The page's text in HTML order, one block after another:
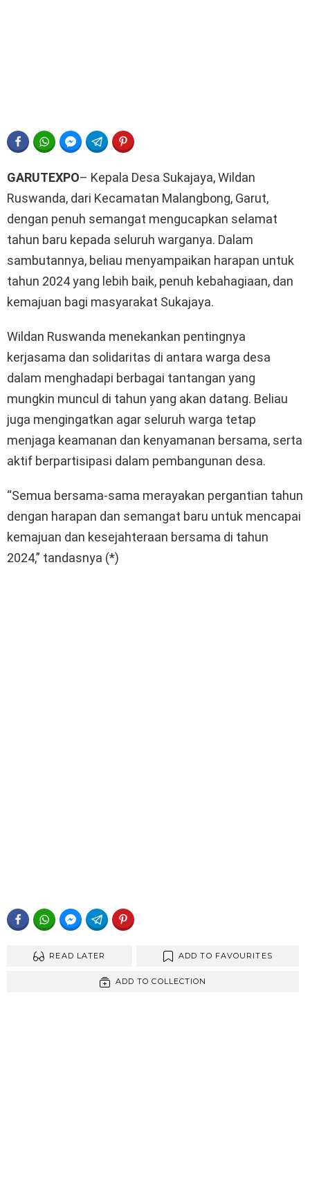
FACEBOOKWHATSAPPFACEBOOK MESSENGER
TELEGRAM
GARUTEXPO– Kepala Desa Sukajaya, Wildan
Ruswanda, dari Kecamatan Malangbong, Garut,
dengan penuh semangat mengucapkan selamat
tahun baru kepada seluruh warganya. Dalam
sambutannya, beliau menyampaikan harapan untuk
tahun 2024 yang lebih baik, penuh kebahagiaan, dan
kemajuan bagi masyarakat Sukajaya.
Wildan Ruswanda menekankan pentingnya
kerjasama dan solidaritas di antara warga desa
dalam menghadapi berbagai tantangan yang
mungkin muncul di tahun yang akan datang. Beliau
juga mengingatkan agar seluruh warga tetap
menjaga keamanan dan kenyamanan bersama, serta
aktif berpartisipasi dalam pembangunan desa.
“Semua bersama-sama merayakan pergantian tahun
dengan harapan dan semangat baru untuk mencapai
kemajuan dan kesejahteraan bersama di tahun
2024,” tandasnya (*)
FACEBOOKWHATSAPPFACEBOOK MESSENGER
TELEGRAM
READ LATER ADD TO FAVOURITES
ADD TO COLLECTION